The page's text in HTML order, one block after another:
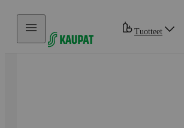
Hyppää sisältöön
Tuotteet